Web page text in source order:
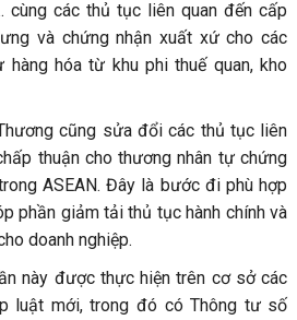
cùng các thủ tục liên quan đến cấp
và chứng nhận xuất xứ cho các
hóa từ khu phi thuế quan, kho
cũng sửa đổi các thủ tục liên
thuận cho thương nhân tự chứng
ASEAN. Đây là bước đi phù hợp
phần giảm tải thủ tục hành chính và
doanh nghiệp.
này được thực hiện trên cơ sở các
luật mới, trong đó có Thông tư số